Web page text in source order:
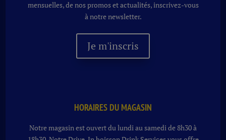
mensuelles, de nos promos et actualités, inscrivez-vous
à notre newsletter.
Je m'inscris
HORAIRES DU MAGASIN
Notre magasin est ouvert du lundi au samedi de 8h30 à